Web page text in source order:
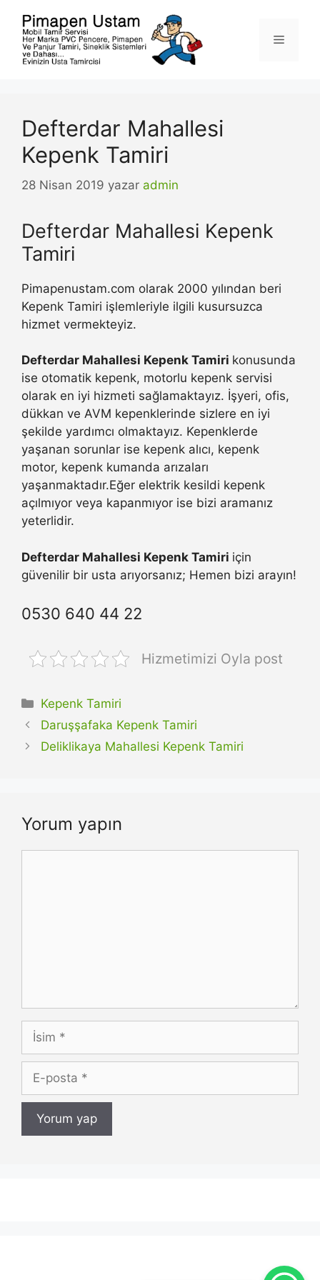
Menü
Defterdar Mahallesi
Kepenk Tamiri
28 Nisan 2019 yazar admin
Defterdar Mahallesi Kepenk
Tamiri
Pimapenustam.com olarak 2000 yılından beri
Kepenk Tamiri işlemleriyle ilgili kusursuzca
hizmet vermekteyiz.
Defterdar Mahallesi Kepenk Tamiri konusunda
ise otomatik kepenk, motorlu kepenk servisi
olarak en iyi hizmeti sağlamaktayız. İşyeri, ofis,
dükkan ve AVM kepenklerinde sizlere en iyi
şekilde yardımcı olmaktayız. Kepenklerde
yaşanan sorunlar ise kepenk alıcı, kepenk
motor, kepenk kumanda arızaları
yaşanmaktadır.Eğer elektrik kesildi kepenk
açılmıyor veya kapanmıyor ise bizi aramanız
yeterlidir.
Defterdar Mahallesi Kepenk Tamiri için
güvenilir bir usta arıyorsanız; Hemen bizi arayın!
0530 640 44 22
Hizmetimizi Oyla post
Kategoriler
Kepenk Tamiri
Daruşşafaka Kepenk Tamiri
Deliklikaya Mahallesi Kepenk Tamiri
Yorum yapın
İsim
posta